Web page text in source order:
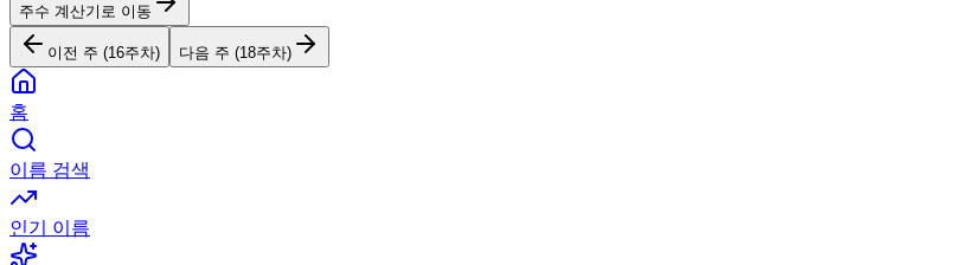
주수 계산기로 이동
이전 주 (16주차) 다음 주 (18주차)
홈
이름 검색
인기 이름